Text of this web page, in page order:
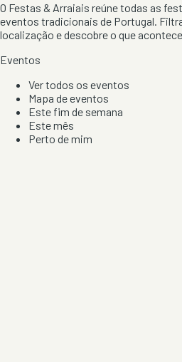
O Festas & Arraiais reúne todas as
eventos tradicionais de Portugal.
localização e descobre o que
Eventos
Ver todos os eventos
Mapa de eventos
Este fim de semana
Este mês
Perto de mim